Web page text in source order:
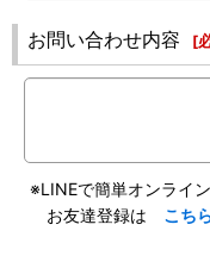
お問い合わせ内容 [
※LINEで簡単オンライ
お友達登録は こち